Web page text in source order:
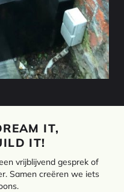
IT,
IT!
vrijblijvend gesprek of
Samen creëren we iets